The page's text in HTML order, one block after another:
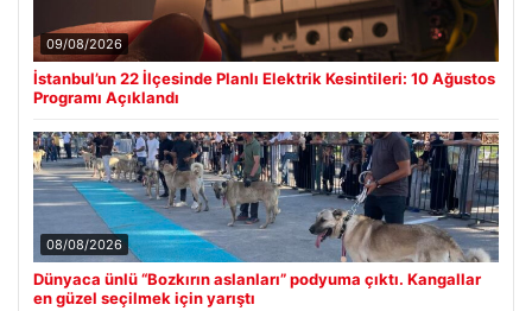
09/08/2026
İstanbul’un 22 İlçesinde Planlı Elektrik Kesintileri: 10 Ağustos
Programı Açıklandı
08/08/2026
Dünyaca ünlü “Bozkırın aslanları” podyuma çıktı. Kangallar
en güzel seçilmek için yarıştı